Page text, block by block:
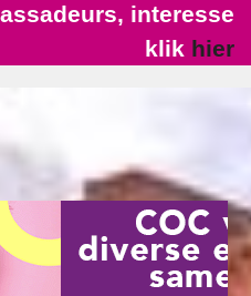
interesse
klik hier